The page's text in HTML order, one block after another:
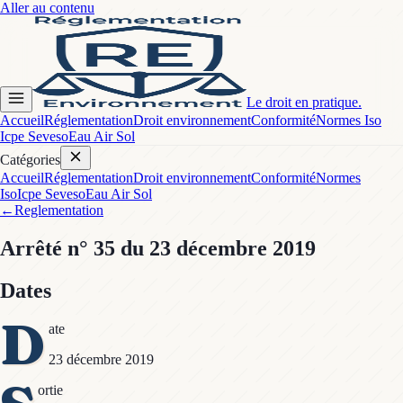
Aller au contenu
Le droit en pratique.
AccueilRéglementationDroit environnementConformitéNormes Iso
Icpe SevesoEau Air Sol
Catégories
AccueilRéglementationDroit environnementConformitéNormes
IsoIcpe SevesoEau Air Sol
←Reglementation
Arrêté n° 35 du 23 décembre 2019
Dates
D ate
23 décembre 2019
ortie